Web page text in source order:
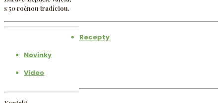
s 50 ročnou tradíciou.
Recepty
Novinky
Video